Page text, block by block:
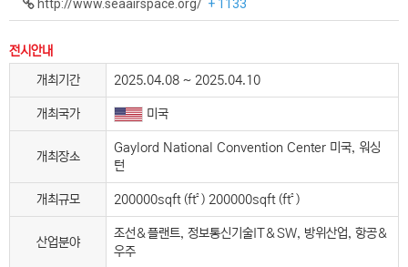
http://www.seaairspace.org/ + 1133
전시안내
개최기간
2025.04.08 ~ 2025.04.10
개최국가 미국
개최장소
Gaylord National Convention Center 미국, 워싱
턴
개최규모 200000sqft (ft²) 200000sqft (ft²)
산업분야
조선＆플랜트, 정보통신기술IT＆SW, 방위산업, 항공＆
우주